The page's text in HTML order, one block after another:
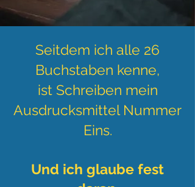
Seitdem ich alle 26
Buchstaben kenne,
ist Schreiben mein
Ausdrucksmittel Nummer
Eins.
Und ich glaube fest